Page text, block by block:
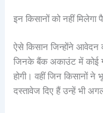
इन किसानों को नहीं मिलेगा
ऐसे किसान जिन्होंने आवेदन
जिनके बैंक अकाउंट में कोई
होगी। वहीं जिन किसानों ने
दस्तावेज दिए हैं उन्हें भी